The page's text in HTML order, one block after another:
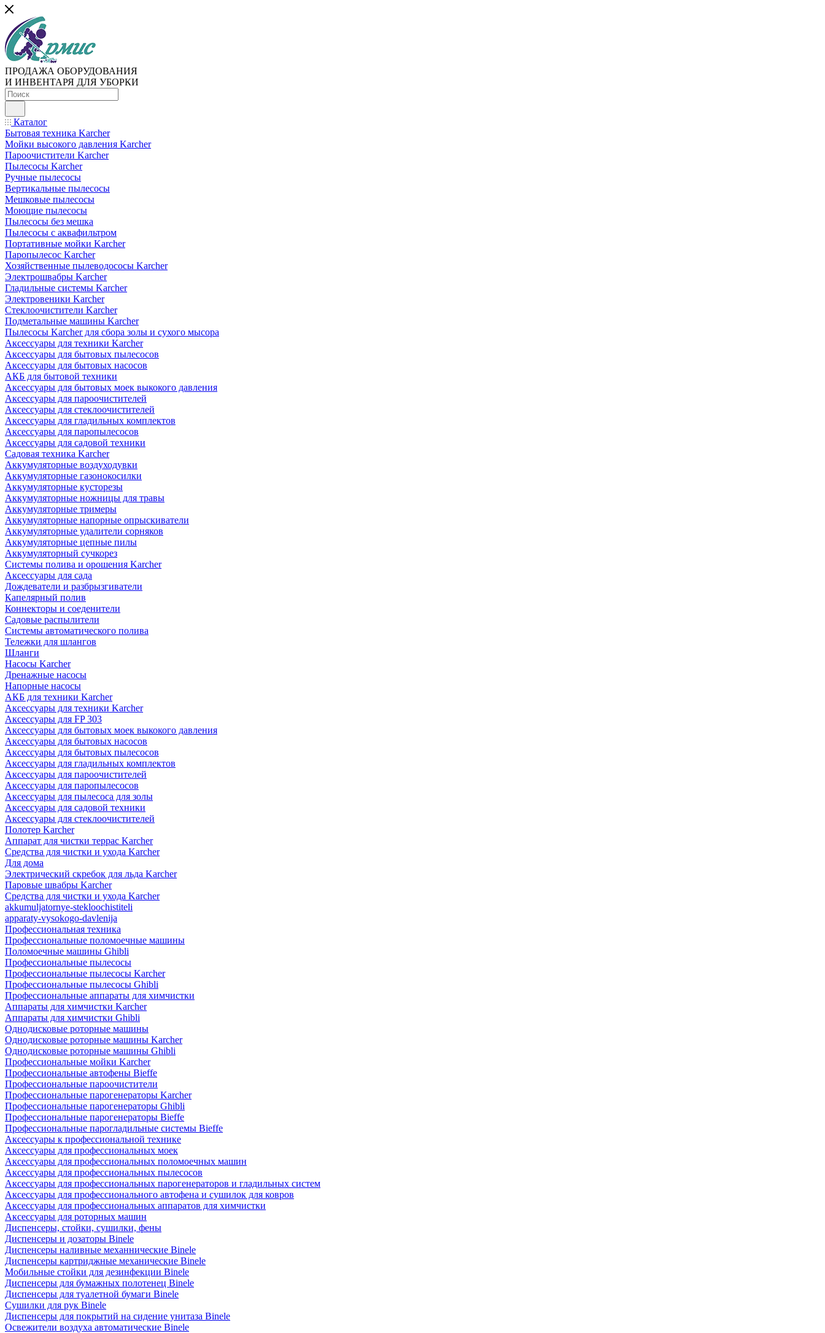
ПРОДАЖА ОБОРУДОВАНИЯ
И ИНВЕНТАРЯ ДЛЯ УБОРКИ
Каталог
Бытовая техника Karcher
Мойки высокого давления Karcher
Пароочистители Karcher
Пылесосы Karcher
Ручные пылесосы
Вертикальные пылесосы
Мешковые пылесосы
Моющие пылесосы
Пылесосы без мешка
Пылесосы с аквафильтром
Портативные мойки Karcher
Паропылесос Karcher
Хозяйственные пылеводососы Karcher
Электрошвабры Karcher
Гладильные системы Karcher
Электровеники Karcher
Стеклоочистители Karcher
Подметальные машины Karcher
Пылесосы Karcher для сбора золы и сухого мысора
Аксессуары для техники Karcher
Аксессуары для бытовых пылесосов
Аксессуары для бытовых насосов
АКБ для бытовой техники
Аксессуары для бытовых моек выкокого давления
Аксессуары для пароочистителей
Аксессуары для стеклоочистителей
Аксессуары для гладильных комплектов
Аксессуары для паропылесосов
Аксессуары для садовой техники
Садовая техника Karcher
Аккумуляторные воздуходувки
Аккумуляторные газонокосилки
Аккумуляторные кусторезы
Аккумуляторные ножницы для травы
Аккумуляторные тримеры
Аккумуляторные напорные опрыскиватели
Аккумуляторные удалители сорняков
Аккумуляторные цепные пилы
Аккумуляторный сучкорез
Системы полива и орошения Karcher
Аксессуары для сада
Дождеватели и разбрызгиватели
Капелярный полив
Коннекторы и соеденители
Садовые распылители
Системы автоматического полива
Тележки для шлангов
Шланги
Насосы Karcher
Дренажные насосы
Напорные насосы
АКБ для техники Karcher
Аксессуары для техники Karcher
Аксессуары для FP 303
Аксессуары для бытовых моек выкокого давления
Аксессуары для бытовых насосов
Аксессуары для бытовых пылесосов
Аксессуары для гладильных комплектов
Аксессуары для пароочистителей
Аксессуары для паропылесосов
Аксессуары для пылесоса для золы
Аксессуары для садовой техники
Аксессуары для стеклоочистителей
Полотер Karcher
Аппарат для чистки террас Karcher
Средства для чистки и ухода Karcher
Для дома
Электрический скребок для льда Karcher
Паровые швабры Karcher
Средства для чистки и ухода Karcher
akkumuljatornye-stekloochistiteli
apparaty-vysokogo-davlenija
Профессиональная техника
Профессиональные поломоечные машины
Поломоечные машины Ghibli
Профессиональные пылесосы
Профессиональные пылесосы Karcher
Профессиональные пылесосы Ghibli
Профессиональные аппараты для химчистки
Аппараты для химчистки Karcher
Аппараты для химчистки Ghibli
Однодисковые роторные машины
Однодисковые роторные машины Karcher
Однодисковые роторные машины Ghibli
Профессиональные мойки Karcher
Профессиональные автофены Bieffe
Профессиональные пароочистители
Профессиональные парогенераторы Karcher
Профессиональные парогенераторы Ghibli
Профессиональные парогенераторы Bieffe
Профессиональные парогладильные системы Bieffe
Аксессуары к профессиональной технике
Аксессуары для профессиональных моек
Аксессуары для профессиональных поломоечных машин
Аксессуары для профессиональных пылесосов
Аксессуары для профессиональных парогенераторов и гладильных систем
Аксессуары для профессионального автофена и сушилок для ковров
Аксессуары для профессиональных аппаратов для химчистки
Аксессуары для роторных машин
Диспенсеры, стойки, сушилки, фены
Диспенсеры и дозаторы Binele
Диспенсеры наливные механнические Binele
Диспенсеры картриджные механические Binele
Мобильные стойки для дезинфекции Binele
Диспенсеры для бумажных полотенец Binele
Диспенсеры для туалетной бумаги Binele
Сушилки для рук Binele
Диспенсеры для покрытий на сидение унитаза Binele
Освежители воздуха автоматические Binele